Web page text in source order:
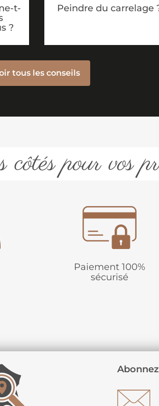
t-
?
Peindre du carrelage
tous les conseils
pour vos
Paiement 100%
sécurisé